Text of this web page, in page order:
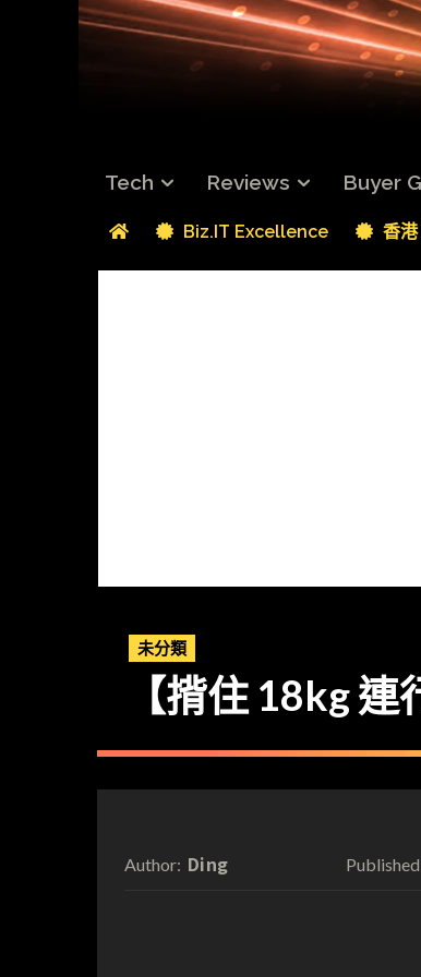
Tech Reviews Buyer
Biz.IT Excellence 香港
未分類
【揹住 18kg
Author: Ding